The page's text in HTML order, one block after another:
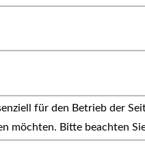
für den Betrieb der
möchten. Bitte